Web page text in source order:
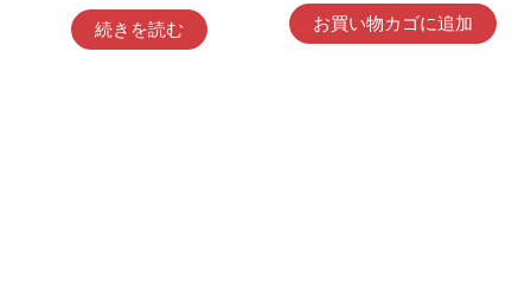
続きを読む
お買い物カゴに追加